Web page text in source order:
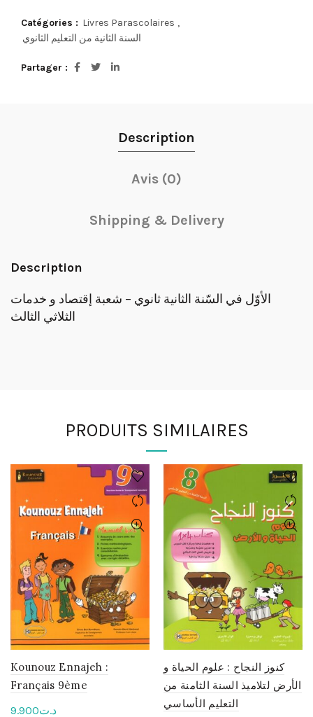
Catégories : Livres Parascolaires ,
السنة الثانية من التعليم الثانوي
Partager
Description
Avis (0)
Shipping & Delivery
Description
الأوّل في السّنة الثانية ثانوي – شعبة إقتصاد و خدمات
الثلاثي الثالث
PRODUITS SIMILAIRES
Kounouz Ennajeh :
Français 9ème
د.ت9.900
كنوز النجاح : علوم الحياة و
الأرض لتلاميذ السنة الثامنة من
التعليم الأساسي